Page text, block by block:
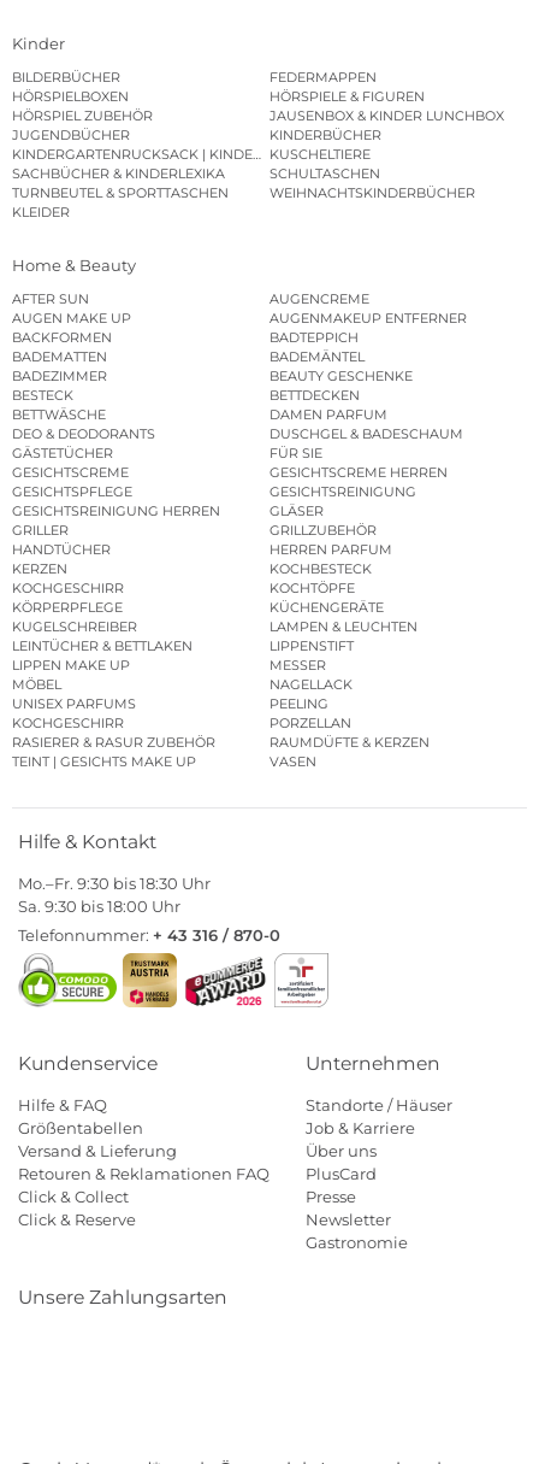
Kinder
BILDERBÜCHER
FEDERMAPPEN
HÖRSPIELBOXEN
HÖRSPIELE & FIGUREN
HÖRSPIEL ZUBEHÖR
JAUSENBOX & KINDER LUNCHBOX
JUGENDBÜCHER
KINDERBÜCHER
KINDERGARTENRUCKSACK | KINDERGARTENBEUTEL
KUSCHELTIERE
SACHBÜCHER & KINDERLEXIKA
SCHULTASCHEN
TURNBEUTEL & SPORTTASCHEN
WEIHNACHTSKINDERBÜCHER
KLEIDER
Home & Beauty
AFTER SUN
AUGENCREME
AUGEN MAKE UP
AUGENMAKEUP ENTFERNER
BACKFORMEN
BADTEPPICH
BADEMATTEN
BADEMÄNTEL
BADEZIMMER
BEAUTY GESCHENKE
BESTECK
BETTDECKEN
BETTWÄSCHE
DAMEN PARFUM
DEO & DEODORANTS
DUSCHGEL & BADESCHAUM
GÄSTETÜCHER
FÜR SIE
GESICHTSCREME
GESICHTSCREME HERREN
GESICHTSPFLEGE
GESICHTSREINIGUNG
GESICHTSREINIGUNG HERREN
GLÄSER
GRILLER
GRILLZUBEHÖR
HANDTÜCHER
HERREN PARFUM
KERZEN
KOCHBESTECK
KOCHGESCHIRR
KOCHTÖPFE
KÖRPERPFLEGE
KÜCHENGERÄTE
KUGELSCHREIBER
LAMPEN & LEUCHTEN
LEINTÜCHER & BETTLAKEN
LIPPENSTIFT
LIPPEN MAKE UP
MESSER
MÖBEL
NAGELLACK
UNISEX PARFUMS
PEELING
KOCHGESCHIRR
PORZELLAN
RASIERER & RASUR ZUBEHÖR
RAUMDÜFTE & KERZEN
TEINT | GESICHTS MAKE UP
VASEN
Hilfe & Kontakt
Mo.–Fr. 9:30 bis 18:30 Uhr
Sa. 9:30 bis 18:00 Uhr
Telefonnummer: + 43 316 / 870-0
Kundenservice
Hilfe & FAQ
Größentabellen
Versand & Lieferung
Retouren & Reklamationen FAQ
Click & Collect
Click & Reserve
Unternehmen
Standorte / Häuser
Job & Karriere
Über uns
PlusCard
Presse
Newsletter
Gastronomie
Unsere Zahlungsarten